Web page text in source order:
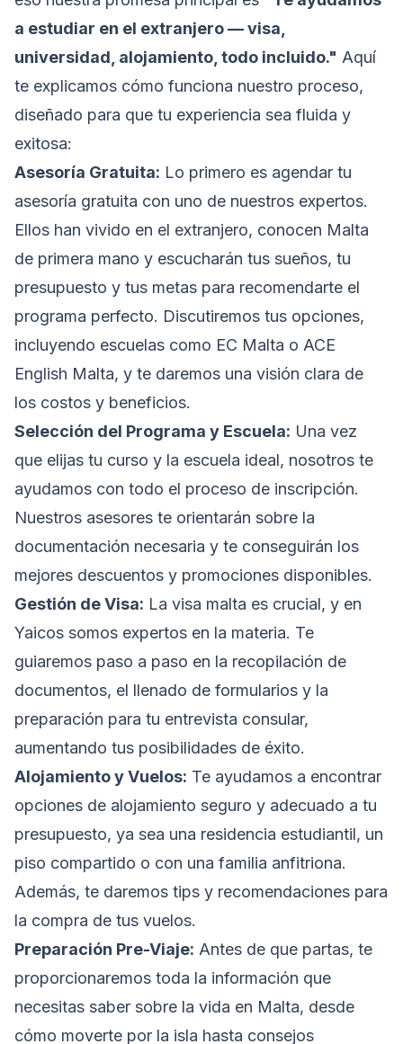
a estudiar en el extranjero — visa,
universidad, alojamiento, todo incluido." Aquí
te explicamos cómo funciona nuestro proceso,
diseñado para que tu experiencia sea fluida y
exitosa:
Asesoría Gratuita: Lo primero es agendar tu
asesoría gratuita con uno de nuestros expertos.
Ellos han vivido en el extranjero, conocen Malta
de primera mano y escucharán tus sueños, tu
presupuesto y tus metas para recomendarte el
programa perfecto. Discutiremos tus opciones,
incluyendo escuelas como EC Malta o ACE
English Malta, y te daremos una visión clara de
los costos y beneficios.
Selección del Programa y Escuela: Una vez
que elijas tu curso y la escuela ideal, nosotros te
ayudamos con todo el proceso de inscripción.
Nuestros asesores te orientarán sobre la
documentación necesaria y te conseguirán los
mejores descuentos y promociones disponibles.
Gestión de Visa: La visa malta es crucial, y en
Yaicos somos expertos en la materia. Te
guiaremos paso a paso en la recopilación de
documentos, el llenado de formularios y la
preparación para tu entrevista consular,
aumentando tus posibilidades de éxito.
Alojamiento y Vuelos: Te ayudamos a encontrar
opciones de alojamiento seguro y adecuado a tu
presupuesto, ya sea una residencia estudiantil, un
piso compartido o con una familia anfitriona.
Además, te daremos tips y recomendaciones para
la compra de tus vuelos.
Preparación Pre-Viaje: Antes de que partas, te
proporcionaremos toda la información que
necesitas saber sobre la vida en Malta, desde
cómo moverte por la isla hasta consejos